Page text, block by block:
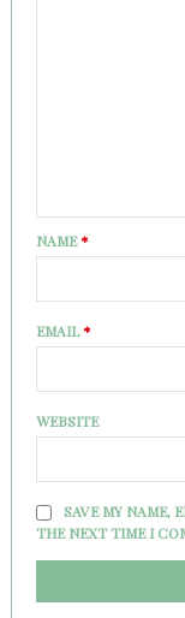
NAME*
EMAIL*
WEBSITE
SAVE MY NAME,
THE NEXT TIME I